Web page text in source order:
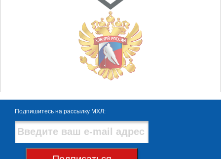
Подпишитесь на рассылку МХЛ: